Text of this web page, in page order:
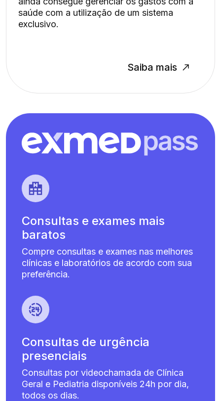
saúde com a utilização de um sistema
exclusivo.
Saiba mais
Consultas e exames mais
baratos
Compre consultas e exames nas melhores
clínicas e laboratórios de acordo com sua
preferência.
Consultas de urgência
presenciais
Consultas por videochamada de Clínica
Geral e Pediatria disponíveis 24h por dia,
todos os dias.